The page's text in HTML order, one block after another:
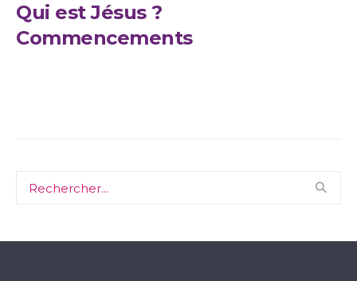
Qui est Jésus ?
Commencements